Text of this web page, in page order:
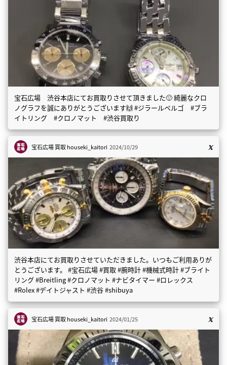
宝石広場 渋谷本店にてお買取りさせて頂きました🙂 綺麗なクロ
ノグラフを誠にありがとうございます🙌 #ジラールペルゴ #ブラ
イトリング #クロノマット #渋谷買取り
宝石広場 買取houseki_kaitori 2024/10/29
渋谷本店にてお買取りさせていただきました。いつもご利用ありが
とうございます。 #宝石広場 #買取 #腕時計 #機械式時計 #ブライト
リング #Breitling #クロノマット #ナビタイマー #ロレックス
#Rolex #デイトジャスト #渋谷 #shibuya
宝石広場 買取houseki_kaitori 2024/01/25